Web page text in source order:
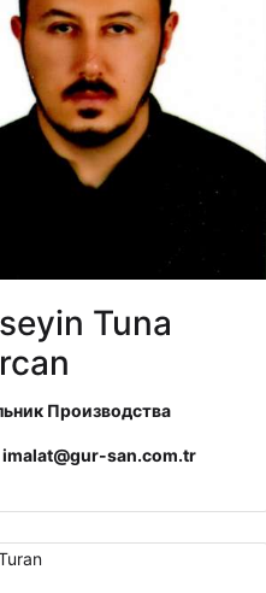
Tuna
Производства
imalat@gur-san.com.tr